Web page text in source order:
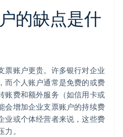
的缺点是什
票账户更贵。许多银行对企业
而个人账户通常是免费的或费
账费和额外服务（如信用卡或
会增加企业支票账户的持续费
业或个体经营者来说，这些费
。